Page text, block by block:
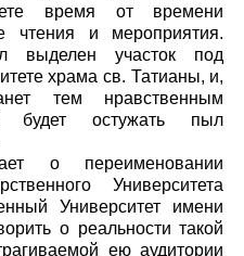
время от времени
чтения и мероприятия.
участок под
храма св. Татианы, и,
тем нравственным
будет остужать пыл
о переименовании
Университета
Университет имени
о реальности такой
ею аудитории